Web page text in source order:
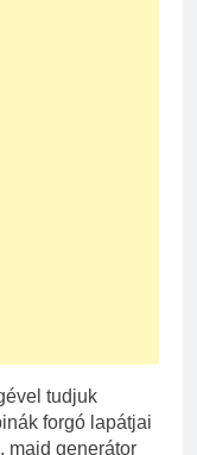
tudjuk
forgó lapátjai
majd generátor